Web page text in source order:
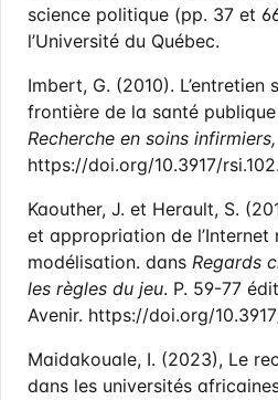
science politique (pp. 37 et
l’Université du Québec.
Imbert, G. (2010).
frontière de la santé
Recherche en soins infirmiers,
https://doi.org/10.3917/
Kaouther, J. et Herault, S.
et appropriation de l’Internet
modélisation. dans Regards
les règles du jeu. P. 59-77
Avenir. https://doi.org/
Maidakouale, I. (2023), Le
dans les universités